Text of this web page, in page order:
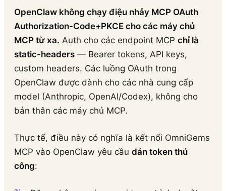
OpenClaw không chạy điệu nhảy MCP OAuth
Authorization-Code+PKCE cho các máy chủ
MCP từ xa. Auth cho các endpoint MCP chỉ là
static-headers — Bearer tokens, API keys,
custom headers. Các luồng OAuth trong
OpenClaw được dành cho các nhà cung cấp
model (Anthropic, OpenAI/Codex), không cho
bản thân các máy chủ MCP.
Thực tế, điều này có nghĩa là kết nối OmniGems
MCP vào OpenClaw yêu cầu dán token thủ
công: